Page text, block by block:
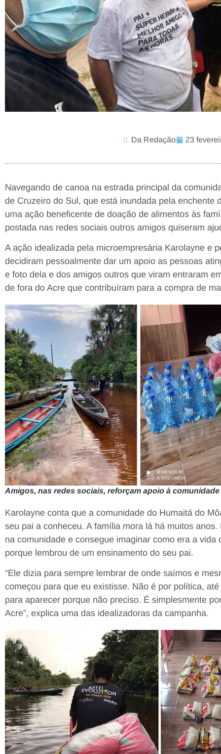
Da Redação 23
Navegando de canoa na estrada principal da
de Cruzeiro do Sul, que está inundada pela enchente
uma ação beneficente de doação de alimentos às
postada nas redes sociais outros amigos quiseram
A ação idealizada pela microempresária Karolayne e
decidiram pessoalmente dar um apoio as pessoas
e foto dela e dos amigos outros que viram entraram
de fora do Acre que contribuíram para a compra de
Amigos, nas redes sociais, reforçam apoio à
Karolayne conta que a comunidade do Humaitá do
seu pai a conheceu. A família mora lá há muitos
na comunidade e consegue imaginar como era a
porque lembrou de um ensinamento do seu pai.
“Ele dizia para sempre lembrar de onde saímos e
começou para que eu existisse. Não é por política,
para aparecer porque não preciso. É simplesmente
Acre”, explica uma das idealizadoras da campanha.